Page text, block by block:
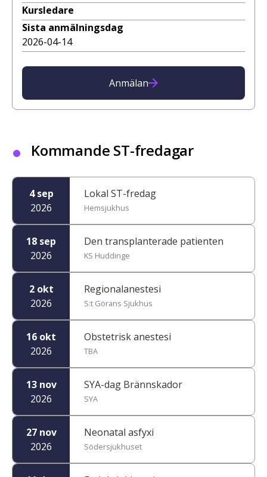
Kommande ST-fredagar
4 sep
2026
Lokal ST-fredag
Hemsjukhus
18 sep
2026
Den transplanterade patienten
KS Huddinge
2 okt
2026
Regionalanestesi
S:t Görans Sjukhus
16 okt
2026
Obstetrisk anestesi
TBA
13 nov
2026
SYA-dag Brännskador
SYA
27 nov
2026
Neonatal asfyxi
Södersjukhuset
Kursledare
Sista anmälningsdag
2026-04-14
Anmälan